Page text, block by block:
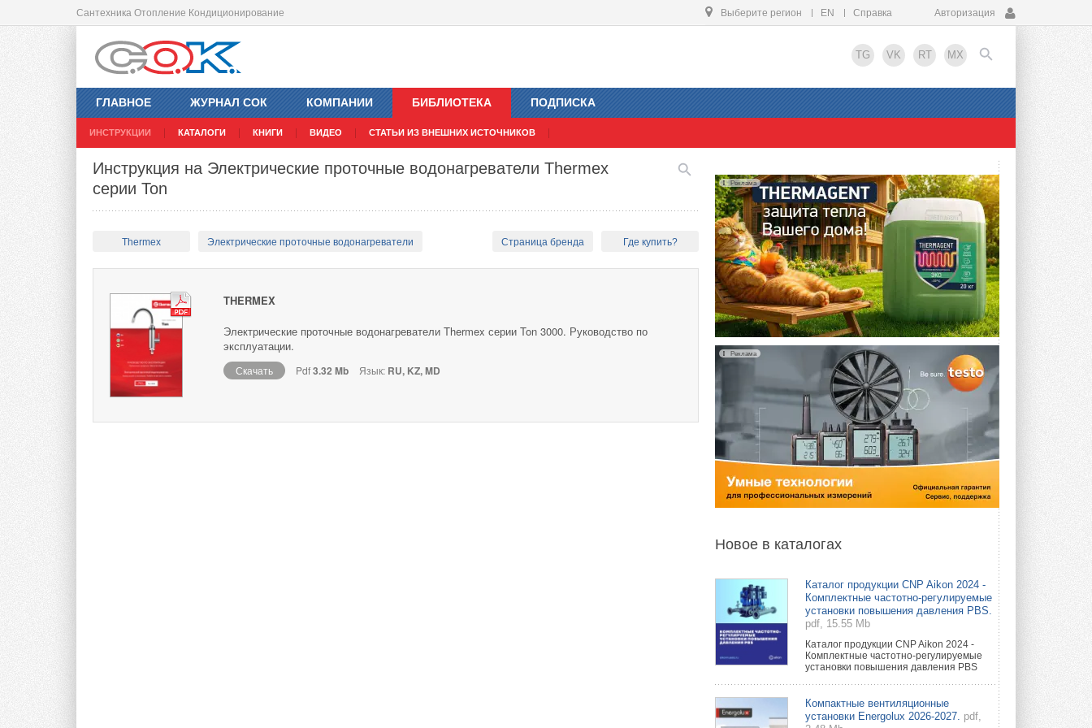
Сантехника Отопление Кондиционирование Выберите регион EN Справка Авторизация
TG VK RT MX
ГЛАВНОЕ ЖУРНАЛ СОК КОМПАНИИ БИБЛИОТЕКА
ИНСТРУКЦИИ КАТАЛОГИ КНИГИ ВИДЕО СТАТЬИ ИЗ ВНЕШНИХ ИСТОЧНИКОВ
ПОДПИСКА
EN
Инструкция на Электрические проточные водонагреватели Thermex
серии Ton
Thermex Электрические проточные водонагреватели Страница бренда Где купить?
THERMEX
Электрические проточные водонагреватели Thermex серии Ton 3000. Руководство по
эксплуатации.
Скачать Pdf3.32 Mb Язык: RU, KZ, MD
Реклама
Реклама
Новое в каталогах
Каталог продукции CNP Aikon 2024 -
Комплектные частотно-регулируемые
установки повышения давления PBS.
pdf, 15.55 Mb
Каталог продукции CNP Aikon 2024 -
Комплектные частотно-регулируемые
установки повышения давления PBS
Компактные вентиляционные
установки Energolux 2026-2027. pdf,